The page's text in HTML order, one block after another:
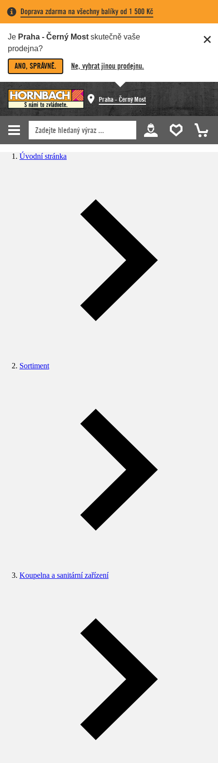
Doprava zdarma na všechny balíky od 1 500 Kč
Je Praha - Černý Most skutečně vaše
prodejna?
ANO, SPRÁVNĚ. Ne, vybrat jinou prodejnu.
Praha - Černý Most
Úvodní stránka
Sortiment
Koupelna a sanitární zařízení